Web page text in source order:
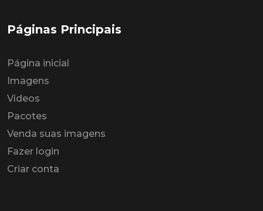
Páginas Principais
Página inicial
Imagens
Vídeos
Pacotes
Venda suas imagens
Fazer login
Criar conta